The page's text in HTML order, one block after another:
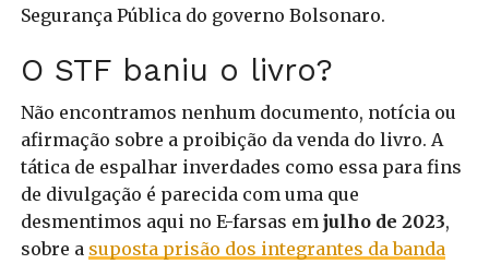
Segurança Pública do governo Bolsonaro.
O STF baniu o livro?
Não encontramos nenhum documento, notícia ou
afirmação sobre a proibição da venda do livro. A
tática de espalhar inverdades como essa para fins
de divulgação é parecida com uma que
desmentimos aqui no E-farsas em julho de 2023,
sobre a suposta prisão dos integrantes da banda